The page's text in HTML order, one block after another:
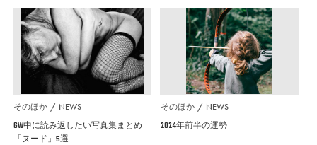
そのほか NEWS
GW中に読み返したい写真集まとめ
「ヌード」5選
そのほか NEWS
2024年前半の運勢